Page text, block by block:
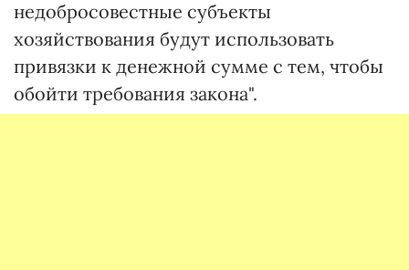
недобросовестные субъекты
хозяйствования будут использовать
привязки к денежной сумме с тем, чтобы
обойти требования закона".